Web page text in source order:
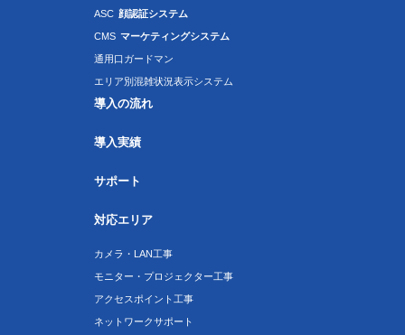
ASC 顔認証システム
CMS マーケティングシステム
通用口ガードマン
エリア別混雑状況表示システム
導入の流れ
導入実績
サポート
対応エリア
カメラ・LAN工事
モニター・プロジェクター工事
アクセスポイント工事
ネットワークサポート